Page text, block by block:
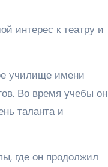
интерес к театру и
училище имени
Во время учебы он
таланта и
где он продолжил